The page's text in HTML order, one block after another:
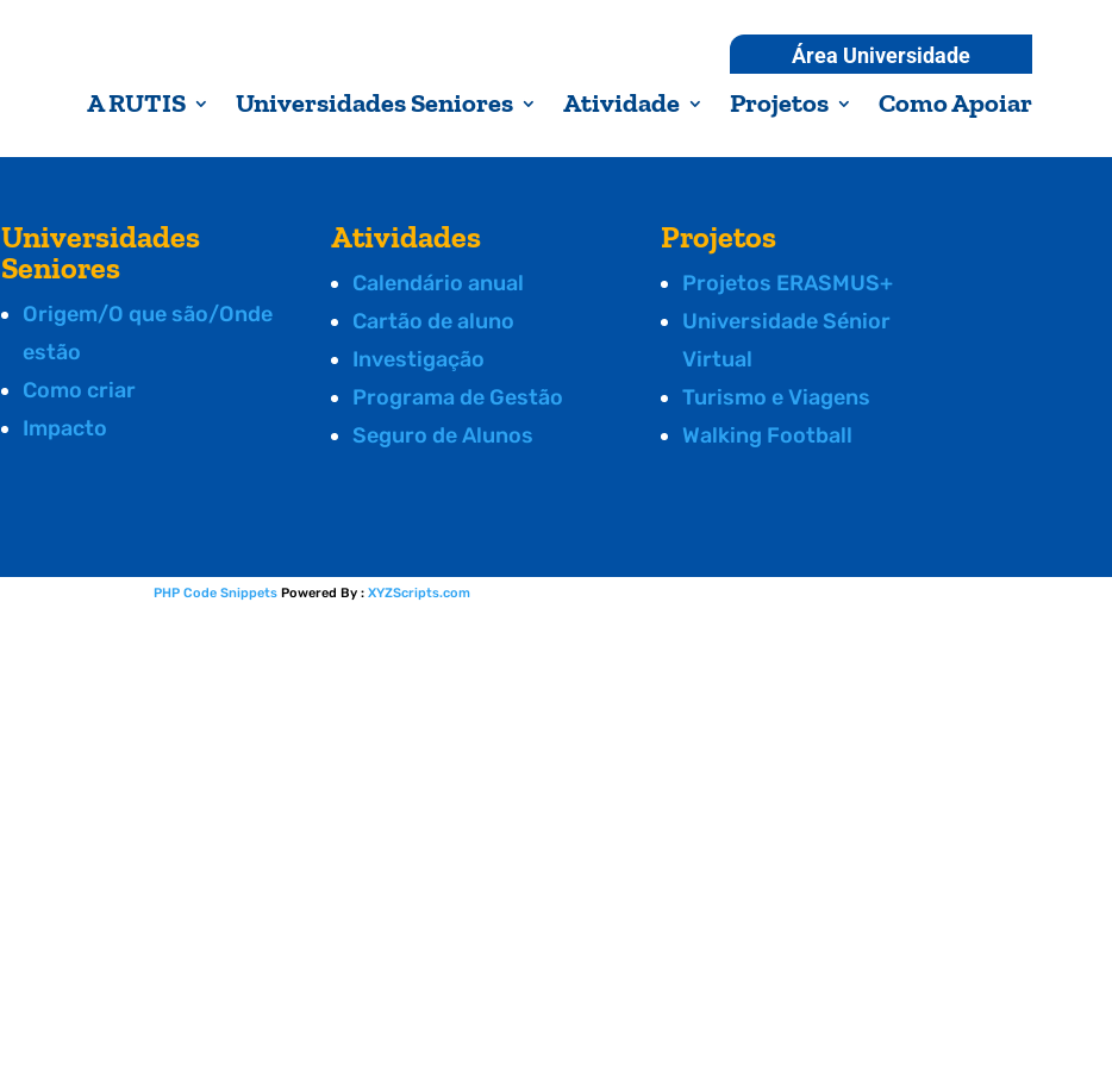
Área Universidade
A RUTIS Universidades Seniores Atividade Projetos Como Apoiar
Universidades
Seniores
Origem/O que são/Onde
estão
Como criar
Impacto
Atividades
Calendário anual
Cartão de aluno
Investigação
Programa de Gestão
Seguro de Alunos
Projetos
Projetos ERASMUS+
Universidade Sénior
Virtual
Turismo e Viagens
Walking Football
PHP Code Snippets Powered By : XYZScripts.com